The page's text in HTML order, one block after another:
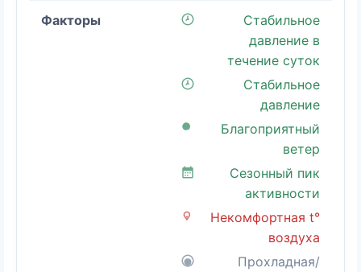
Стабильное
давление в
течение суток
Стабильное
давление
Благоприятный
ветер
Сезонный пик
активности
Некомфортная t°
воздуха
Прохладная/